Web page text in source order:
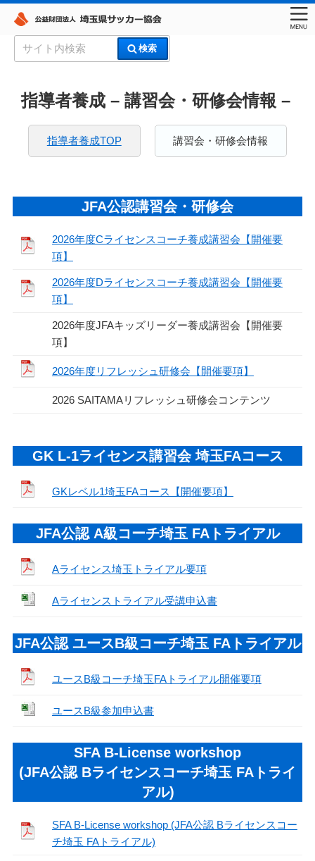
索:
検索
指導者養成 – 講習会・研修会情報 –
指導者養成TOP 講習会・研修会情報
JFA公認講習会・研修会
2026年度Cライセンスコーチ養成講習会【開催要
項】
2026年度Dライセンスコーチ養成講習会【開催要
項】
2026年度JFAキッズリーダー養成講習会【開催要
項】
2026年度リフレッシュ研修会【開催要項】
2026 SAITAMAリフレッシュ研修会コンテンツ
GK L-1ライセンス講習会 埼玉FAコース
GKレベル1埼玉FAコース【開催要項】
JFA公認 A級コーチ埼玉 FAトライアル
Aライセンス埼玉トライアル要項
Aライセンストライアル受講申込書
JFA公認 ユースB級コーチ埼玉 FAトライアル
ユースB級コーチ埼玉FAトライアル開催要項
ユースB級参加申込書
SFA B-License workshop
(JFA公認 Bライセンスコーチ埼玉 FAトライ
アル)
SFA B-License workshop (JFA公認 Bライセンスコー
チ埼玉 FAトライアル)